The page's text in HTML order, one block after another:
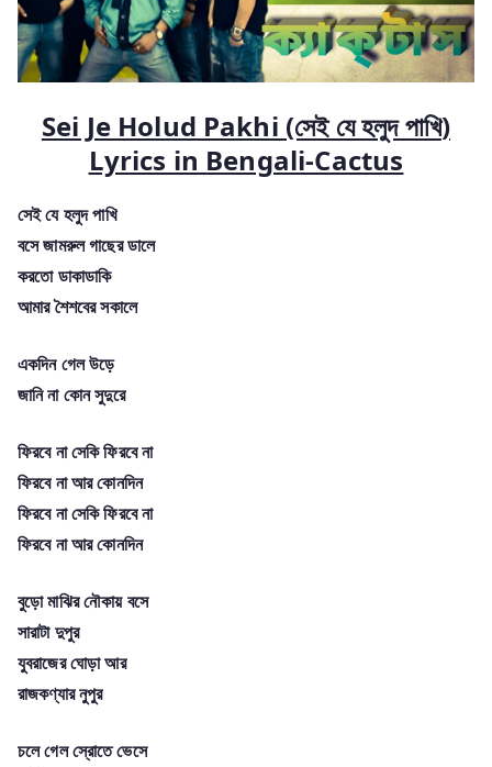
Sei Je Holud Pakhi (সেই যে হলুদ পাখি)
Lyrics in Bengali-Cactus
সেই যে হলুদ পাখি
বসে জামরুল গাছের ডালে
করতো ডাকাডাকি
আমার শৈশবের সকালে
একদিন গেল উড়ে
জানি না কোন সুদুরে
ফিরবে না সেকি ফিরবে না
ফিরবে না আর কোনদিন
ফিরবে না সেকি ফিরবে না
ফিরবে না আর কোনদিন
বুড়ো মাঝির নৌকায় বসে
সারাটা দুপুর
যুবরাজের ঘোড়া আর
রাজকণ্যার নুপুর
চলে গেল স্রোতে ভেসে